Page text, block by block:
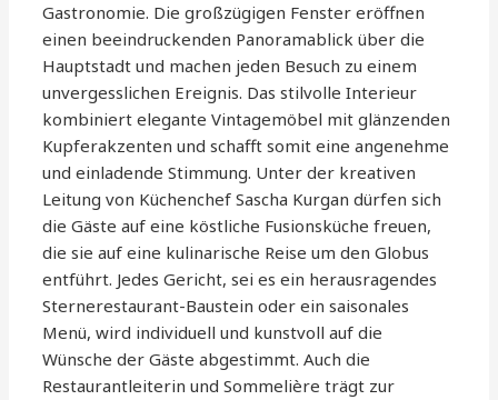
Gastronomie. Die großzügigen Fenster eröffnen
einen beeindruckenden Panoramablick über die
Hauptstadt und machen jeden Besuch zu einem
unvergesslichen Ereignis. Das stilvolle Interieur
kombiniert elegante Vintagemöbel mit glänzenden
Kupferakzenten und schafft somit eine angenehme
und einladende Stimmung. Unter der kreativen
Leitung von Küchenchef Sascha Kurgan dürfen sich
die Gäste auf eine köstliche Fusionsküche freuen,
die sie auf eine kulinarische Reise um den Globus
entführt. Jedes Gericht, sei es ein herausragendes
Sternerestaurant-Baustein oder ein saisonales
Menü, wird individuell und kunstvoll auf die
Wünsche der Gäste abgestimmt. Auch die
Restaurantleiterin und Sommelière trägt zur